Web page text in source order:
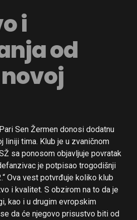
i
od
Sen Žermen donosi dodatnu
liniji tima. Klub je u zvaničnom
sa ponosom objavljuje povratak
je potpisao trogodišnji
Ova vest potvrđuje koliko klub
i kvalitet. S obzirom na to da je
kao i u drugim evropskim
da će njegovo prisustvo biti od